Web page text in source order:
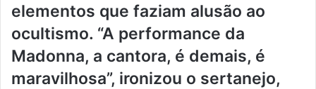
elementos que faziam alusão ao
ocultismo. “A performance da
Madonna, a cantora, é demais, é
maravilhosa”, ironizou o sertanejo,